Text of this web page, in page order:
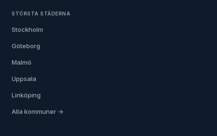
STÖRSTA STÄDERNA
Stockholm
Göteborg
Malmö
Uppsala
Linköping
Alla kommuner →